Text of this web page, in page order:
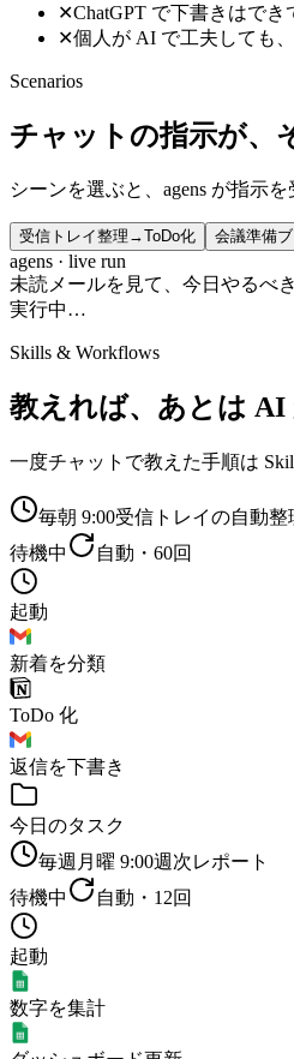
✕ChatGPT で下書きはで
✕個人が AI で工夫しても
Scenarios
チャットの指示が、
シーンを選ぶと、agens が指示
受信トレイ整理→ToDo化 会議準備
agens · live run
未読メールを見て、今日やるべ
実行中…
Skills & Workflows
教えれば、あとは AI
一度チャットで教えた手順は
毎朝 9:00受信トレイの自動整
待機中
自動・ 60回
起動
新着を分類
ToDo 化
返信を下書き
今日のタスク
毎週月曜 9:00週次レポート
待機中
自動・ 12回
起動
数字を集計